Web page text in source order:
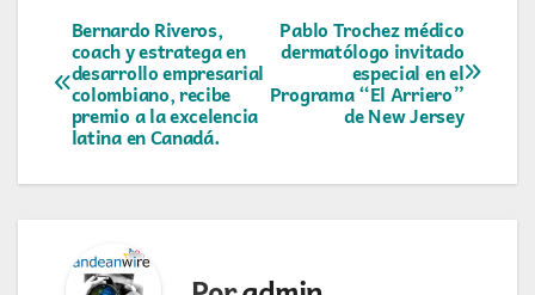
Navegación
de
entradas
Pablo Trochez médico
dermatólogo invitado
especial en el
Programa “El Arriero”
de New Jersey
Bernardo Riveros,
coach y estratega en
desarrollo empresarial
colombiano, recibe
premio a la excelencia
latina en Canadá.